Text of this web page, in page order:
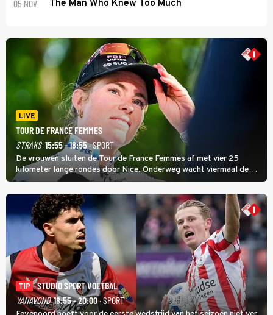
05 NOV The Man Who Knew Too Much
LIVE
TOUR DE FRANCE FEMMES
STRAKS 15:55 - 18:55· SPORT
De vrouwen sluiten de Tour de France Femmes af met vier 25
kilometer lange rondes door Nice. Onderweg wacht viermaal de
zware Col d'Èze. Aan de finish op de Promenade des Anglais krijgt
de eindwinnaar de laatste gele trui.
TIP
STUDIO SPORT VOETBAL
VANAVOND 18:55 - 20:00· SPORT